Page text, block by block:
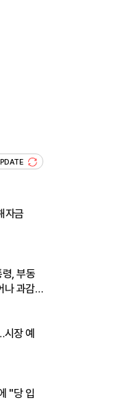
자금
, 부동
나 과감
장 예
"당 입